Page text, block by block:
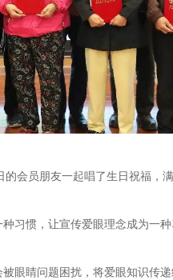
的会员朋友一起唱了生日祝福，
习惯，让宣传爱眼理念成为一
眼睛问题困扰，将爱眼知识传